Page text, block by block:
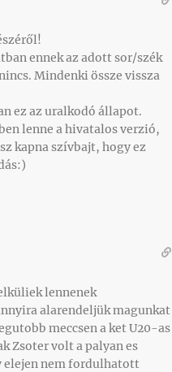
ennek az adott sor/szék
Mindenki össze vissza
ez az uralkodó állapot.
lenne a hivatalos verzió,
kapna szívbajt, hogy ez
lennenek
alarendeljük magunkat
meccsen a ket U20-as
Zsoter volt a palyan es
elejen nem fordulhatott